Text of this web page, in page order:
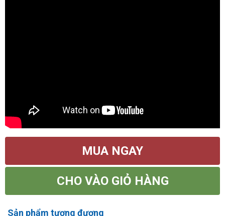
MUA NGAY
CHO VÀO GIỎ HÀNG
Sản phẩm tương đương